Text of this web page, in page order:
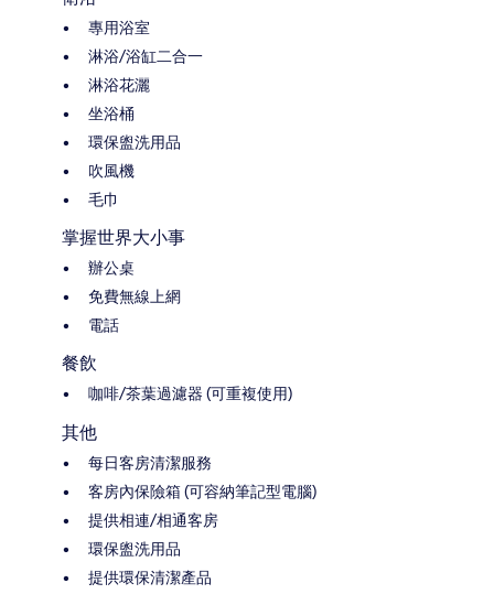
專用浴室
淋浴/浴缸二合一
淋浴花灑
坐浴桶
環保盥洗用品
吹風機
毛巾
掌握世界大小事
辦公桌
免費無線上網
電話
餐飲
咖啡/茶葉過濾器 (可重複使用)
其他
每日客房清潔服務
客房內保險箱 (可容納筆記型電腦)
提供相連/相通客房
環保盥洗用品
提供環保清潔產品